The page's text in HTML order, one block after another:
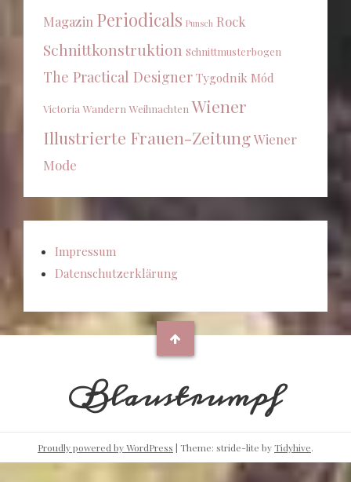
Magazin Periodicals Punsch Rock
Schnittkonstruktion Schnittmusterbogen
The Practical Designer Tygodnik Mód
Victoria Wandern Weihnachten Wiener
Illustrierte Frauen-ZeitungWiener
Mode
Impressum
Datenschutzerklärung
Blaustrumpf
Proudly powered by WordPress | Theme: stride-lite byTidyhive.